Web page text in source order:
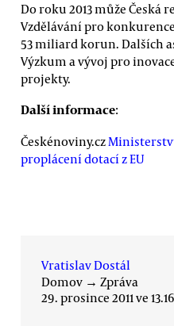
Do roku 2013 může Česká
Vzdělávání pro
53 miliard korun. Dalších
Výzkum a vývoj pro
projekty.
Další informace:
Českénoviny.cz
proplácení dotací z EU
Vratislav Dostál
Domov → Zpráva
29. prosince 2011 ve 13.16